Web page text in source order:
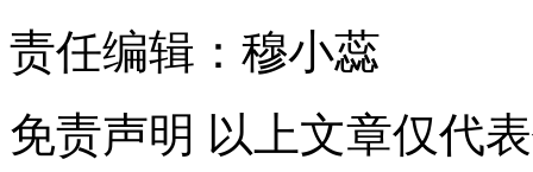
责任编辑：穆小蕊
免责声明 以上文章仅代